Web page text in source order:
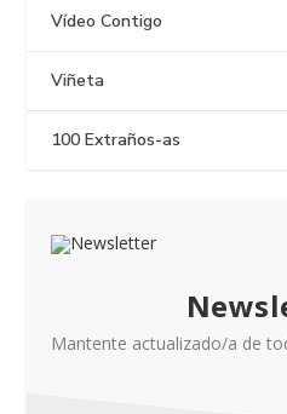
Vídeo Contigo
Viñeta
100 Extraños-as
Mantente actualizado/a de